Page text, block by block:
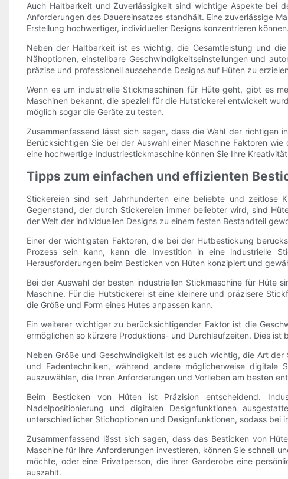
Auch Haltbarkeit und Zuverlässigkeit sind wichtige Aspekte bei
Anforderungen des Dauereinsatzes standhält. Eine zuverlässige
Erstellung hochwertiger, individueller Designs konzentrieren können.
Neben der Haltbarkeit ist es wichtig, die Gesamtleistung und
Nähoptionen, einstellbare Geschwindigkeitseinstellungen und
präzise und professionell aussehende Designs auf Hüten zu
Wenn es um industrielle Stickmaschinen für Hüte geht, gibt es
Maschinen bekannt, die speziell für die Hutstickerei entwickelt
möglich sogar die Geräte zu testen.
Zusammenfassend lässt sich sagen, dass die Wahl der richtigen
Berücksichtigen Sie bei der Auswahl einer Maschine Faktoren
eine hochwertige Industriestickmaschine können Sie Ihre
Tipps zum einfachen und effizienten
Stickereien sind seit Jahrhunderten eine beliebte und zeitlose
Gegenstand, der durch Stickereien immer beliebter wird, sind
der Welt der individuellen Designs zu einem festen Bestandteil
Einer der wichtigsten Faktoren, die bei der Hutbestickung
Prozess sein kann, kann die Investition in eine industrielle
Herausforderungen beim Besticken von Hüten konzipiert und
Bei der Auswahl der besten industriellen Stickmaschine für Hüte
Maschine. Für die Hutstickerei ist eine kleinere und präzisere
die Größe und Form eines Hutes anpassen kann.
Ein weiterer wichtiger zu berücksichtigender Faktor ist die
ermöglichen so kürzere Produktions- und Durchlaufzeiten. Dies
Neben Größe und Geschwindigkeit ist es auch wichtig, die Art
und Fadentechniken, während andere möglicherweise
auszuwählen, die Ihren Anforderungen und Vorlieben am besten
Beim Besticken von Hüten ist Präzision entscheidend.
Nadelpositionierung und digitalen Designfunktionen
unterschiedlicher Stichoptionen und Designfunktionen, sodass bei
Zusammenfassend lässt sich sagen, dass das Besticken von
Maschine für Ihre Anforderungen investieren, können Sie schnell
möchte, oder eine Privatperson, die ihrer Garderobe eine
auszahlt.